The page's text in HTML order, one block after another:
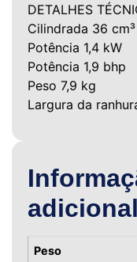
DETALHES
Cilindrada 36 cm³
Potência 1,4 kW
Potência 1,9 bhp
Peso 7,9 kg
Largura da
adicional
Peso